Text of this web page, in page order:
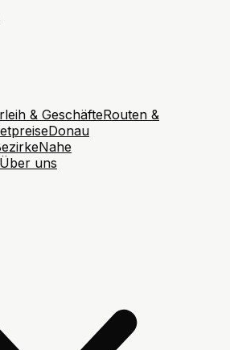
& GeschäfteRouten &
Donau
Nahe
Über uns